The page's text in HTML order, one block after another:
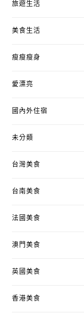
旅遊生活
美食生活
瘦瘦瘦身
愛漂亮
國內外住宿
未分類
台灣美食
台南美食
法國美食
澳門美食
英國美食
香港美食